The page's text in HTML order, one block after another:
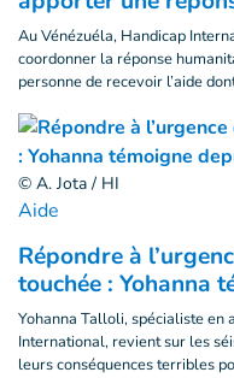
Au Vénézuéla, Handicap
coordonner la réponse
personne de recevoir l’aide
© A. Jota / HI
Aide
Répondre à
touchée : Yohanna
Yohanna Talloli, spécialiste en
International, revient sur les
leurs conséquences terribles